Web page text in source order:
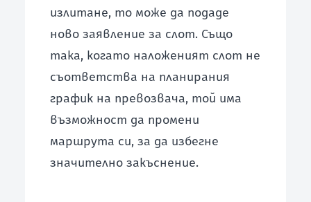
излитане, то може да подаде
ново заявление за слот. Също
така, когато наложеният слот не
съответства на планирания
график на превозвача, той има
възможност да промени
маршрута си, за да избегне
значително закъснение.